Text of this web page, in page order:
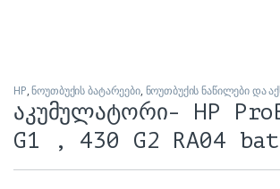
HP,ნოუთბუქის ბატარეები, ნოუთბუქის ნაწილები და
აკუმულატორი- HP
G1 , 430 G2 RA04